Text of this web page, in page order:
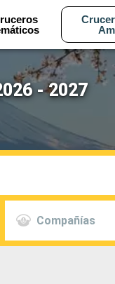
- 2027
Compañías